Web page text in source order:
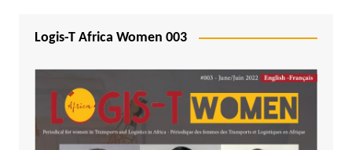
Logis-T Africa Women 003